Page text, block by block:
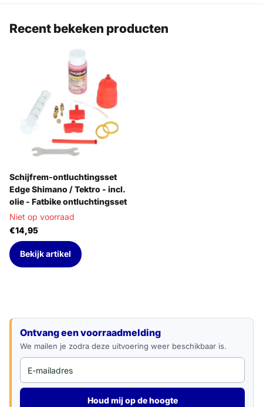
Recent bekeken producten
Schijfrem-ontluchtingsset
Edge Shimano / Tektro - incl.
olie - Fatbike ontluchtingsset
Niet op voorraad
€14,95
Bekijk artikel
Ontvang een voorraadmelding
We mailen je zodra deze uitvoering weer beschikbaar is.
Houd mij op de hoogte